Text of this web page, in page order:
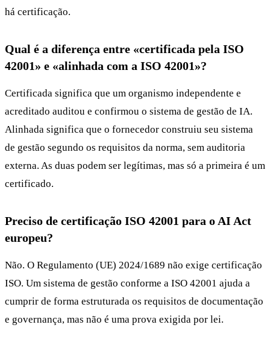
há certificação.
Qual é a diferença entre «certificada pela ISO
42001» e «alinhada com a ISO 42001»?
Certificada significa que um organismo independente e
acreditado auditou e confirmou o sistema de gestão de IA.
Alinhada significa que o fornecedor construiu seu sistema
de gestão segundo os requisitos da norma, sem auditoria
externa. As duas podem ser legítimas, mas só a primeira é um
certificado.
Preciso de certificação ISO 42001 para o AI Act
europeu?
Não. O Regulamento (UE) 2024/1689 não exige certificação
ISO. Um sistema de gestão conforme a ISO 42001 ajuda a
cumprir de forma estruturada os requisitos de documentação
e governança, mas não é uma prova exigida por lei.